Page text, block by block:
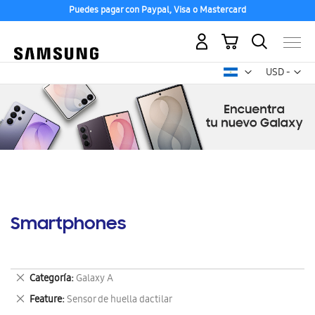
Puedes pagar con Paypal, Visa o Mastercard
USD -
dólar
Mi carrito
Smartphones
Categoría Galaxy A
Eliminar
este
artículo
Feature Sensor de huella dactilar
Eliminar